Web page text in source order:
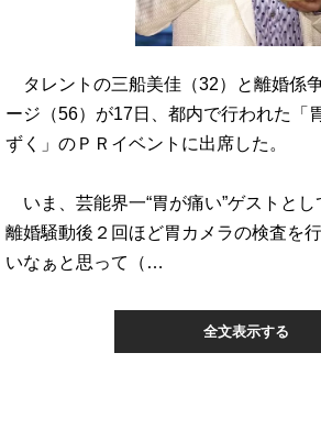
タレントの三船美佳（32）と離婚係
ージ（56）が17日、都内で行われた「
ずく」のＰＲイベントに出席した。
いま、芸能界一“胃が痛い”ゲストとし
離婚騒動後２回ほど胃カメラの検査を
いなぁと思って（…
全文表示する